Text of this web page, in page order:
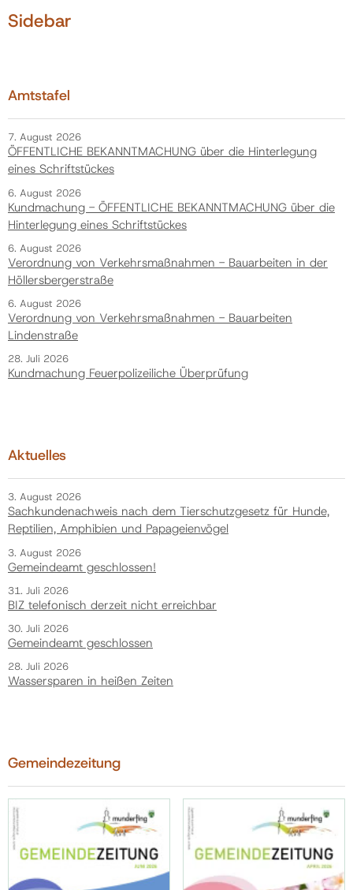
Sidebar
Amtstafel
7. August 2026
ÖFFENTLICHE BEKANNTMACHUNG über die Hinterlegung
eines Schriftstückes
6. August 2026
Kundmachung - ÖFFENTLICHE BEKANNTMACHUNG über die
Hinterlegung eines Schriftstückes
6. August 2026
Verordnung von Verkehrsmaßnahmen - Bauarbeiten in der
Höllersbergerstraße
6. August 2026
Verordnung von Verkehrsmaßnahmen - Bauarbeiten
Lindenstraße
28. Juli 2026
Kundmachung Feuerpolizeiliche Überprüfung
Aktuelles
3. August 2026
Sachkundenachweis nach dem Tierschutzgesetz für Hunde,
Reptilien, Amphibien und Papageienvögel
3. August 2026
Gemeindeamt geschlossen!
31. Juli 2026
BIZ telefonisch derzeit nicht erreichbar
30. Juli 2026
Gemeindeamt geschlossen
28. Juli 2026
Wassersparen in heißen Zeiten
Gemeindezeitung